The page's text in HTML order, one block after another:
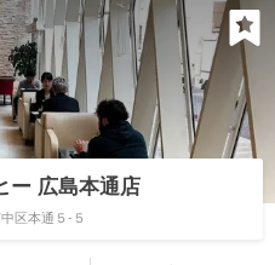
ー 広島本通店
区本通５-５